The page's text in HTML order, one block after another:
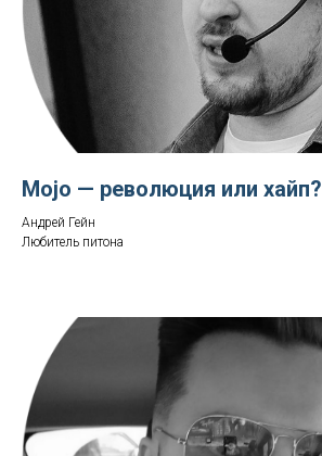
Mojo — революция или хайп?
Андрей Гейн
Любитель питона